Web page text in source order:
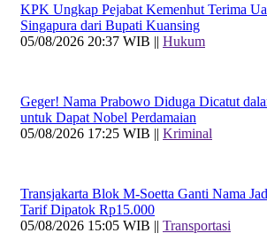
KPK Ungkap Pejabat Kemenhut Terima
Singapura dari Bupati Kuansing
05/08/2026 20:37 WIB || Hukum
Geger! Nama Prabowo Diduga Dicatut
untuk Dapat Nobel Perdamaian
05/08/2026 17:25 WIB || Kriminal
Transjakarta Blok M-Soetta Ganti Nama
Tarif Dipatok Rp15.000
05/08/2026 15:05 WIB || Transportasi